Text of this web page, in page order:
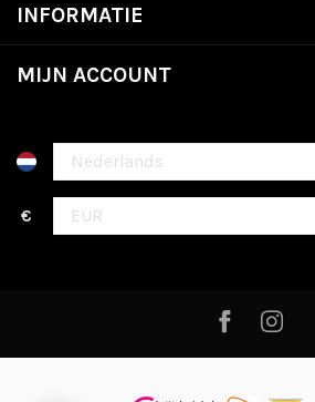
INFORMATIE
MIJN ACCOUNT
€